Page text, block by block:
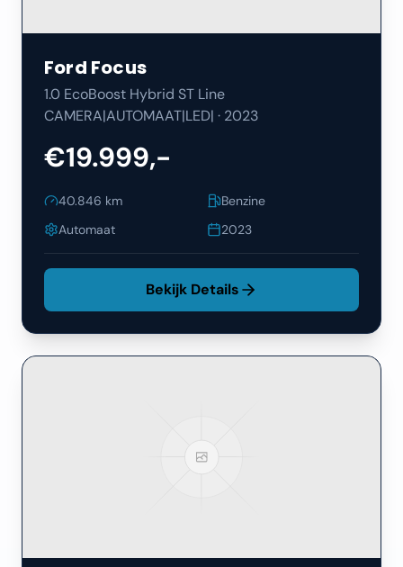
Ford Focus
1.0 EcoBoost Hybrid ST Line
CAMERA|AUTOMAAT|LED| · 2023
€19.999,-
40.846 km
Benzine
Automaat
2023
Bekijk Details